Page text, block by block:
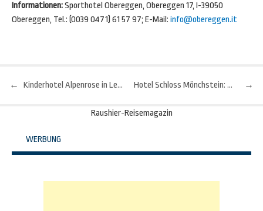
Informationen:Sporthotel Obereggen, Obereggen 17, I-39050
Obereggen, Tel.: (0039 0471) 61 57 97; E-Mail: info@obereggen.it
Beitragsnavigation
← Kinderhotel Alpenrose in Lermoos: Bitte noch nicht nach Hause, Papi! →
Hotel Schloss Mönchstein: Fünf Sterne hoch über Salzburg
Raushier-Reisemagazin
WERBUNG